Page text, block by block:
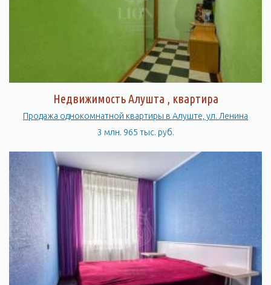
Недвижимость Алушта , квартира
Продажа однокомнатной квартиры в Алуште, ул. Ленина
3 млн. 965 тыс. руб.